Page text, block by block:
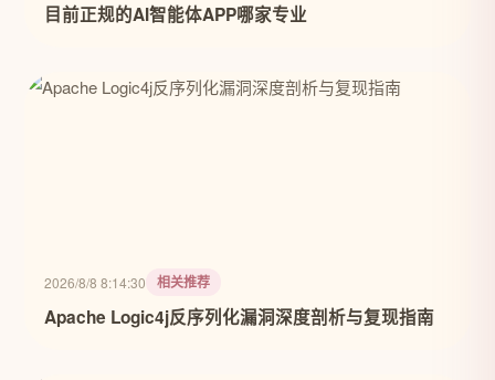
目前正规的AI智能体APP哪家专业
2026/8/8 8:14:30 相关推荐
Apache Logic4j反序列化漏洞深度剖析与复现指南